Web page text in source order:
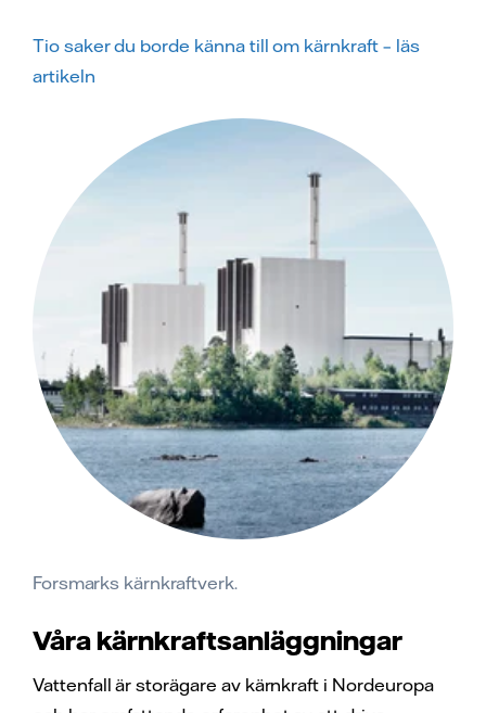
Tio saker du borde känna till om kärnkraft – läs
artikeln
Forsmarks kärnkraftverk.
Våra kärnkraftsanläggningar
Vattenfall är storägare av kärnkraft i Nordeuropa